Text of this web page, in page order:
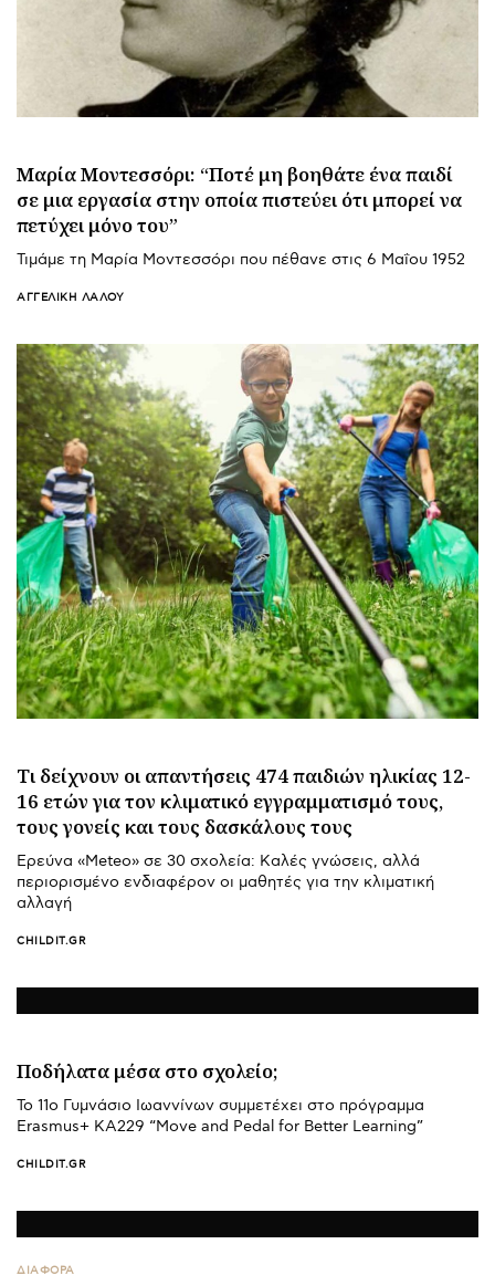
Μαρία Μοντεσσόρι: “Ποτέ μη βοηθάτε ένα παιδί
σε μια εργασία στην οποία πιστεύει ότι μπορεί να
πετύχει μόνο του”
Τιμάμε τη Μαρία Μοντεσσόρι που πέθανε στις 6 Μαΐου 1952
ΑΓΓΕΛΙΚΉ ΛΆΛΟΥ
Τι δείχνουν οι απαντήσεις 474 παιδιών ηλικίας 12-
16 ετών για τον κλιματικό εγγραμματισμό τους,
τους γονείς και τους δασκάλους τους
Ερεύνα «Meteo» σε 30 σχολεία: Καλές γνώσεις, αλλά
περιορισμένο ενδιαφέρον οι μαθητές για την κλιματική
αλλαγή
CHILDIT.GR
Ποδήλατα μέσα στο σχολείο;
Το 11ο Γυμνάσιο Ιωαννίνων συμμετέχει στο πρόγραμμα
Erasmus+ ΚΑ229 “Move and Pedal for Better Learning”
CHILDIT.GR
ΔΙΑΦΟΡΑ